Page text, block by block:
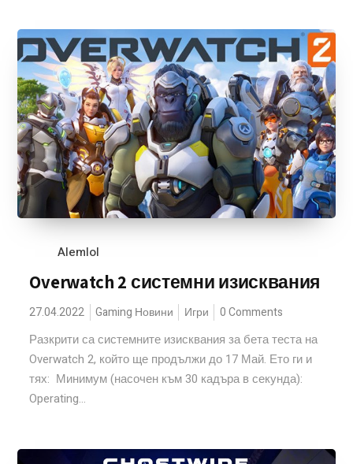
Alemlol
Overwatch 2 системни изисквания
27.04.2022 Gaming Новини Игри 0 Comments
Разкрити са системните изисквания за бета теста на
Overwatch 2, който ще продължи до 17 Май. Ето ги и
тях: Минимум (насочен към 30 кадъра в секунда):
Operating...